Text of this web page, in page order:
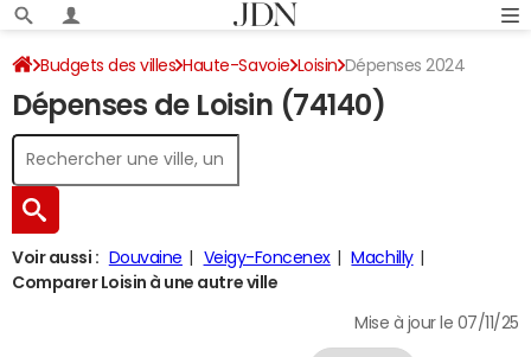
Budgets des villes Haute-Savoie Loisin Dépenses 2024
Dépenses de Loisin (74140)
Voir aussi : Douvaine Veigy-Foncenex
Machilly
Comparer Loisin à une autre ville
Mise à jour le 07/11/25